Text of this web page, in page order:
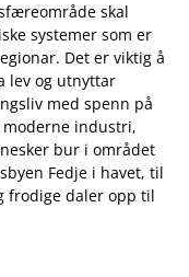
skal
systemer som er
Det er viktig å
lev og utnyttar
med spenn på
industri,
bur i området
Fedje i havet, til
frodige daler opp til